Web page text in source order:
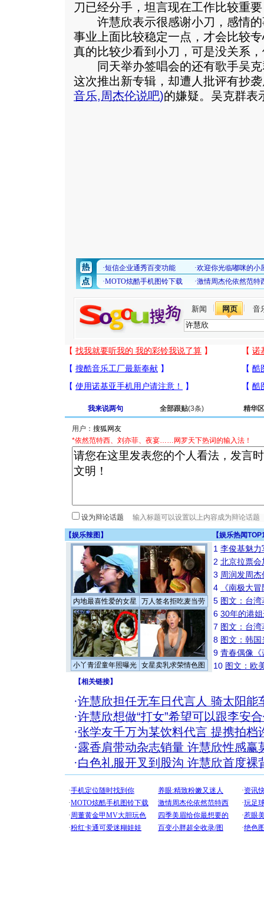
刀已经分手，坦言现在工作比较重
许慧欣表示很感谢小刀，感情的
事业上面比较稳定一点，才会比较
真的比较少看到小刀，可是没关系
同天举办签唱会的还有歌手吴克
这次推出新专辑，却遭人批评有抄
音乐,周杰伦说吧)的嫌疑。 吴克群表
新闻 网页 音
我来说两句 全部跟贴(3条) 精华区
用户：
*依然范特西、刘亦菲、夜宴……网罗天下热词的输入法！
设为辩论话题
【娱乐辣图 】 【娱乐热闻
内地最喜性爱的女星 万人签名拒吃麦当劳
小丫青涩童年照曝光 女星卖乳求荣情色图
1 李俊基魅力
2 北京拉票
3 周润发周
4
《南极大
5 图文：台
6 30年的港
7 图文：台
8 图文：韩
9 青春偶像《
10 图文：欧
【相关链接】
·许慧欣担任无车日代言人 骑太阳能
·许慧欣想做“打女”希望可以跟李安
·张学友千万为某饮料代言 提携拍档
·露香肩带动杂志销量 许慧欣性感赢
·白色礼服开叉到股沟 许慧欣首度裸